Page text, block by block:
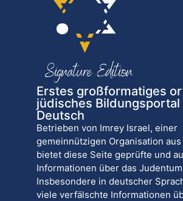
Erstes großformatiges
jüdisches Bildungsportal
Deutsch
Betrieben von Imrey Israel, einer
gemeinnützigen Organisation aus
bietet diese Seite geprüfte und
Informationen über das
Insbesondere in deutscher
viele verfälschte Informationen